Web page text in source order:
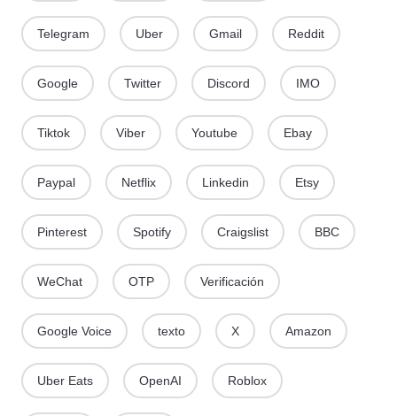
Telegram Uber Gmail Reddit
Google Twitter Discord IMO
Tiktok Viber Youtube Ebay
Paypal Netflix Linkedin Etsy
Pinterest Spotify Craigslist BBC
WeChat OTP Verificación
Google Voice texto X Amazon
Uber Eats OpenAI Roblox